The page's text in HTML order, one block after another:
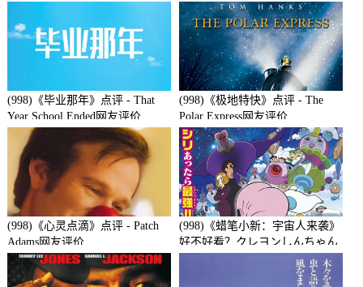
(998)《毕业那年》点评 - That
Year School Ended网友评价
(998)《极地特快》点评 - The
Polar Express网友评价
(998)《心灵点滴》点评 - Patch
Adams网友评价
(998)《蜡笔小新：宇宙人来袭》
好不好看？クレヨンしんちゃん
襲来!!宇宙人シリリ观众点评及